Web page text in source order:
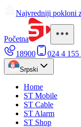
Najvredniji pokloni
Početna
18900
024 4 155
Srpski
Home
ST Mobile
ST Cable
ST Alarm
ST Shop